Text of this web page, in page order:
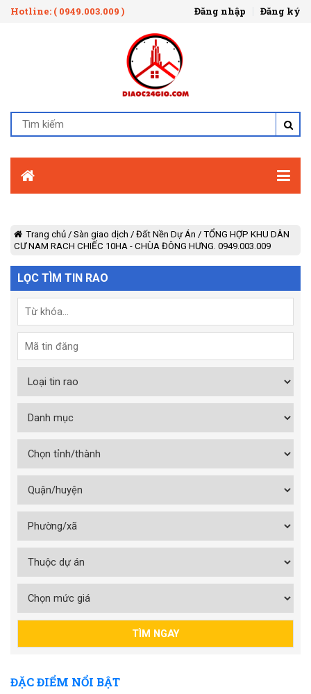
Hotline: ( 0949.003.009 ) Đăng nhập Đăng ký
Trang chủ / Sàn giao dịch / Đất Nền Dự Án / TỔNG HỢP KHU DÂN
CƯ NAM RACH CHIẾC 10HA - CHÙA ĐÔNG HƯNG. 0949.003.009
LỌC TÌM TIN RAO
ĐẶC ĐIỂM NỔI BẬT